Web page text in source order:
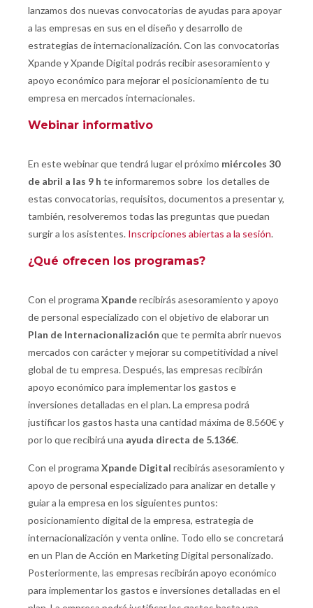
lanzamos dos nuevas convocatorias de ayudas para apoyar
a las empresas en sus en el diseño y desarrollo de
estrategias de internacionalización. Con las convocatorias
Xpande y Xpande Digital podrás recibir asesoramiento y
apoyo económico para mejorar el posicionamiento de tu
empresa en mercados internacionales.
Webinar informativo
En este webinar que tendrá lugar el próximo miércoles 30
de abril a las 9 h te informaremos sobre los detalles de
estas convocatorias, requisitos, documentos a presentar y,
también, resolveremos todas las preguntas que puedan
surgir a los asistentes. Inscripciones abiertas a la sesión.
¿Qué ofrecen los programas?
Con el programa Xpanderecibirás asesoramiento y apoyo
de personal especializado con el objetivo de elaborar un
Plan de Internacionalización que te permita abrir nuevos
mercados con carácter y mejorar su competitividad a nivel
global de tu empresa. Después, las empresas recibirán
apoyo económico para implementar los gastos e
inversiones detalladas en el plan. La empresa podrá
justificar los gastos hasta una cantidad máxima de 8.560€ y
por lo que recibirá una ayuda directa de 5.136€.
Con el programa Xpande Digital recibirás asesoramiento y
apoyo de personal especializado para analizar en detalle y
guiar a la empresa en los siguientes puntos:
posicionamiento digital de la empresa, estrategia de
internacionalización y venta online. Todo ello se concretará
en un Plan de Acción en Marketing Digital personalizado.
Posteriormente, las empresas recibirán apoyo económico
para implementar los gastos e inversiones detalladas en el